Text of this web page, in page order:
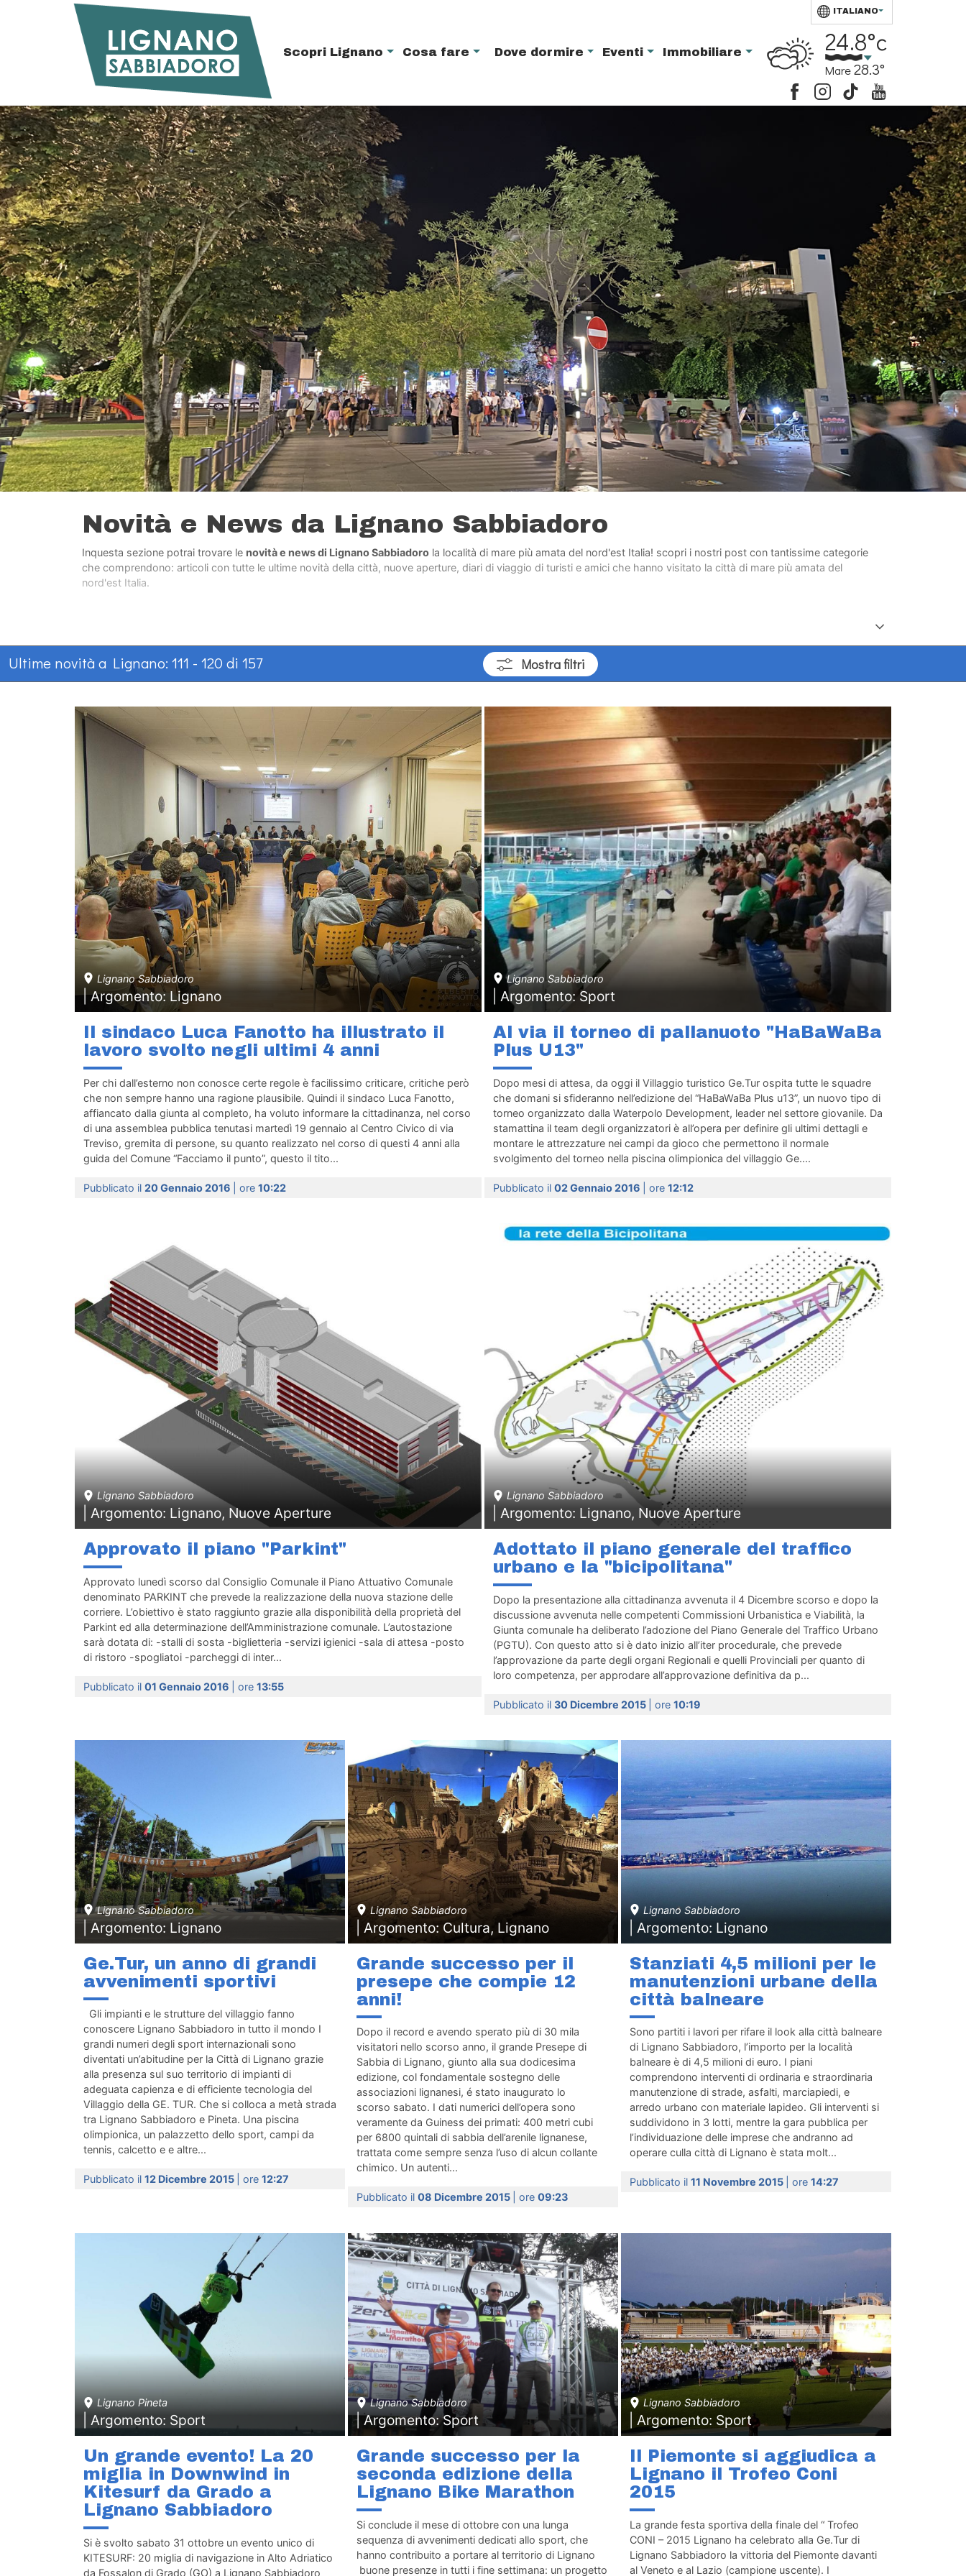
Scopri Lignano Cosa fare Dove dormire Eventi Immobiliare
ITALIANO
24.8°c
Mare28.3°
Novità e News da Lignano Sabbiadoro
Inquesta sezione potrai trovare le novità e news di Lignano Sabbiadoro la località di mare più amata del nord'est Italia! scopri i nostri post con tantissime categorie
che comprendono: articoli con tutte le ultime novità della città, nuove aperture, diari di viaggio di turisti e amici che hanno visitato la città di mare più amata del
nord'est Italia.
Ultime novità a Lignano: 111 - 120 di 157 Mostrafiltri
Lignano Sabbiadoro
| Argomento: Lignano
Il sindaco Luca Fanotto ha illustrato il
lavoro svolto negli ultimi 4 anni
Per chi dall’esterno non conosce certe regole è facilissimo criticare, critiche però
che non sempre hanno una ragione plausibile. Quindi il sindaco Luca Fanotto,
affiancato dalla giunta al completo, ha voluto informare la cittadinanza, nel corso
di una assemblea pubblica tenutasi martedì 19 gennaio al Centro Civico di via
Treviso, gremita di persone, su quanto realizzato nel corso di questi 4 anni alla
guida del Comune “Facciamo il punto”, questo il tito...
Pubblicato il 20 Gennaio 2016 | ore 10:22
Lignano Sabbiadoro
| Argomento: Sport
Al via il torneo di pallanuoto "HaBaWaBa
Plus U13"
Dopo mesi di attesa, da oggi il Villaggio turistico Ge.Tur ospita tutte le squadre
che domani si sfideranno nell’edizione del “HaBaWaBa Plus u13”, un nuovo tipo di
torneo organizzato dalla Waterpolo Development, leader nel settore giovanile. Da
stamattina il team degli organizzatori è all’opera per definire gli ultimi dettagli e
montare le attrezzature nei campi da gioco che permettono il normale
svolgimento del torneo nella piscina olimpionica del villaggio Ge....
Pubblicato il 02 Gennaio 2016 | ore 12:12
Lignano Sabbiadoro
| Argomento: Lignano, Nuove Aperture
Approvato il piano "Parkint"
Approvato lunedì scorso dal Consiglio Comunale il Piano Attuativo Comunale
denominato PARKINT che prevede la realizzazione della nuova stazione delle
corriere. L’obiettivo è stato raggiunto grazie alla disponibilità della proprietà del
Parkint ed alla determinazione dell’Amministrazione comunale. L’autostazione
sarà dotata di: -stalli di sosta -biglietteria -servizi igienici -sala di attesa -posto
di ristoro -spogliatoi -parcheggi di inter...
Pubblicato il 01 Gennaio 2016 | ore 13:55
Lignano Sabbiadoro
| Argomento: Lignano, Nuove Aperture
Adottato il piano generale del traffico
urbano e la "bicipolitana"
Dopo la presentazione alla cittadinanza avvenuta il 4 Dicembre scorso e dopo la
discussione avvenuta nelle competenti Commissioni Urbanistica e Viabilità, la
Giunta comunale ha deliberato l’adozione del Piano Generale del Traffico Urbano
(PGTU). Con questo atto si è dato inizio all’iter procedurale, che prevede
l’approvazione da parte degli organi Regionali e quelli Provinciali per quanto di
loro competenza, per approdare all’approvazione definitiva da p...
Pubblicato il 30 Dicembre 2015 | ore 10:19
Lignano Sabbiadoro
| Argomento: Lignano
Ge.Tur, un anno di grandi
avvenimenti sportivi
Gli impianti e le strutture del villaggio fanno
conoscere Lignano Sabbiadoro in tutto il mondo I
grandi numeri degli sport internazionali sono
diventati un’abitudine per la Città di Lignano grazie
alla presenza sul suo territorio di impianti di
adeguata capienza e di efficiente tecnologia del
Villaggio della GE. TUR. Che si colloca a metà strada
tra Lignano Sabbiadoro e Pineta. Una piscina
olimpionica, un palazzetto dello sport, campi da
tennis, calcetto e e altre...
Pubblicato il 12 Dicembre 2015 | ore 12:27
Lignano Sabbiadoro
| Argomento: Cultura, Lignano
Grande successo per il
presepe che compie 12
anni!
Dopo il record e avendo sperato più di 30 mila
visitatori nello scorso anno, il grande Presepe di
Sabbia di Lignano, giunto alla sua dodicesima
edizione, col fondamentale sostegno delle
associazioni lignanesi, é stato inaugurato lo
scorso sabato. I dati numerici dell’opera sono
veramente da Guiness dei primati: 400 metri cubi
per 6800 quintali di sabbia dell’arenile lignanese,
trattata come sempre senza l’uso di alcun collante
chimico. Un autenti...
Pubblicato il 08 Dicembre 2015 | ore 09:23
Lignano Sabbiadoro
| Argomento: Lignano
Stanziati 4,5 milioni per le
manutenzioni urbane della
città balneare
Sono partiti i lavori per rifare il look alla città balneare
di Lignano Sabbiadoro, l’importo per la località
balneare è di 4,5 milioni di euro. I piani
comprendono interventi di ordinaria e straordinaria
manutenzione di strade, asfalti, marciapiedi, e
arredo urbano con materiale lapideo. Gli interventi si
suddividono in 3 lotti, mentre la gara pubblica per
l’individuazione delle imprese che andranno ad
operare culla città di Lignano è stata molt...
Pubblicato il 11 Novembre 2015 | ore 14:27
Lignano Pineta
| Argomento: Sport
Un grande evento! La 20
miglia in Downwind in
Kitesurf da Grado a
Lignano Sabbiadoro
Si è svolto sabato 31 ottobre un evento unico di
KITESURF: 20 miglia di navigazione in Alto Adriatico
da Fossalon di Grado (GO) a Lignano Sabbiadoro
Lignano Sabbiadoro
| Argomento: Sport
Grande successo per la
seconda edizione della
Lignano Bike Marathon
Si conclude il mese di ottobre con una lunga
sequenza di avvenimenti dedicati allo sport, che
hanno contribuito a portare al territorio di Lignano
buone presenze in tutti i fine settimana: un progetto
Lignano Sabbiadoro
| Argomento: Sport
Il Piemonte si aggiudica a
Lignano il Trofeo Coni
2015
La grande festa sportiva della finale del “ Trofeo
CONI – 2015 Lignano ha celebrato alla Ge.Tur di
Lignano Sabbiadoro la vittoria del Piemonte davanti
al Veneto e al Lazio (campione uscente). I